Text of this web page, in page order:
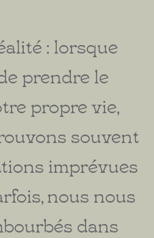
: lorsque
prendre le
propre vie,
souvent
imprévues
nous nous
dans